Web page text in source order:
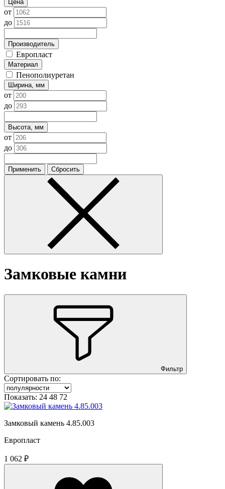
Цена
от
до
Производитель
Европласт
Материал
Пенополиуретан
Ширина, мм
от
до
Высота, мм
от
до
Замковые камни
Фильтр
Сортировать по:
Показать: 24 48 72
Замковый камень 4.85.003
Европласт
1 062 ₽